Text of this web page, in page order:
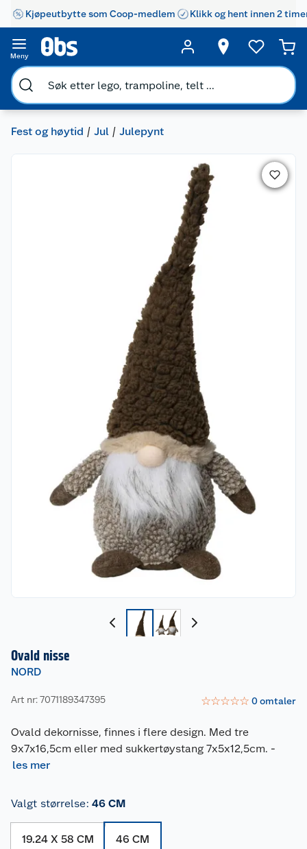
Kjøpeutbytte som Coop-medlem Klikk og hent innen 2
Meny
Fest og høytid Jul Julepynt
Ovald nisse
NORD
Art nr: 7071189347395 ☆☆☆☆☆ 0omtaler
Ovald dekornisse, finnes i flere design. Med tre
9x7x16,5cm eller med sukkertøystang 7x5x12,5cm. -
les mer
Valgt størrelse: 46 CM
19.24 X 58 CM 46 CM